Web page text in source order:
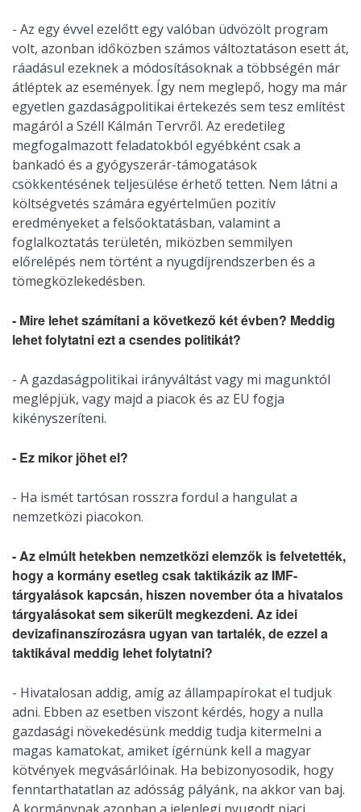
- Az egy évvel ezelőtt egy valóban üdvözölt program
volt, azonban időközben számos változtatáson esett át,
ráadásul ezeknek a módosításoknak a többségén már
átléptek az események. Így nem meglepő, hogy ma már
egyetlen gazdaságpolitikai értekezés sem tesz említést
magáról a Széll Kálmán Tervről. Az eredetileg
megfogalmazott feladatokból egyébként csak a
bankadó és a gyógyszerár-támogatások
csökkentésének teljesülése érhető tetten. Nem látni a
költségvetés számára egyértelműen pozitív
eredményeket a felsőoktatásban, valamint a
foglalkoztatás területén, miközben semmilyen
előrelépés nem történt a nyugdíjrendszerben és a
tömegközlekedésben.
- Mire lehet számítani a következő két évben? Meddig
lehet folytatni ezt a csendes politikát?
- A gazdaságpolitikai irányváltást vagy mi magunktól
meglépjük, vagy majd a piacok és az EU fogja
kikényszeríteni.
- Ez mikor jöhet el?
- Ha ismét tartósan rosszra fordul a hangulat a
nemzetközi piacokon.
- Az elmúlt hetekben nemzetközi elemzők is felvetették,
hogy a kormány esetleg csak taktikázik az IMF-
tárgyalások kapcsán, hiszen november óta a hivatalos
tárgyalásokat sem sikerült megkezdeni. Az idei
devizafinanszírozásra ugyan van tartalék, de ezzel a
taktikával meddig lehet folytatni?
- Hivatalosan addig, amíg az állampapírokat el tudjuk
adni. Ebben az esetben viszont kérdés, hogy a nulla
gazdasági növekedésünk meddig tudja kitermelni a
magas kamatokat, amiket ígérnünk kell a magyar
kötvények megvásárlóinak. Ha bebizonyosodik, hogy
fenntarthatatlan az adósság pályánk, na akkor van baj.